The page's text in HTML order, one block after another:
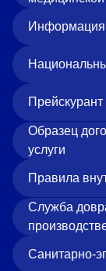
08:00–15:45
+7
Образец
услуги
Правила
Служба
Санитарно-